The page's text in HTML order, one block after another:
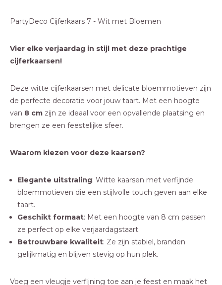
PartyDeco Cijferkaars 7 - Wit met Bloemen
Vier elke verjaardag in stijl met deze prachtige
cijferkaarsen!
Deze witte cijferkaarsen met delicate bloemmotieven zijn
de perfecte decoratie voor jouw taart. Met een hoogte
van 8 cm zijn ze ideaal voor een opvallende plaatsing en
brengen ze een feestelijke sfeer.
Waarom kiezen voor deze kaarsen?
Elegante uitstraling: Witte kaarsen met verfijnde
bloemmotieven die een stijlvolle touch geven aan elke
taart.
Geschikt formaat: Met een hoogte van 8 cm passen
ze perfect op elke verjaardagstaart.
Betrouwbare kwaliteit: Ze zijn stabiel, branden
gelijkmatig en blijven stevig op hun plek.
Voeg een vleugje verfijning toe aan je feest en maak het